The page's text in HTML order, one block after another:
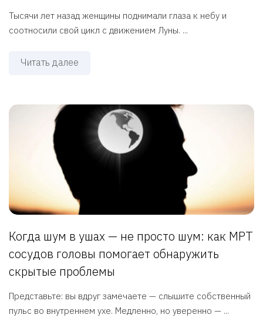
Тысячи лет назад женщины поднимали глаза к небу и
соотносили свой цикл с движением Луны. ...
Читать далее
Когда шум в ушах — не просто шум: как МРТ
сосудов головы помогает обнаружить
скрытые проблемы
Представьте: вы вдруг замечаете — слышите собственный
пульс во внутреннем ухе. Медленно, но уверенно — ...